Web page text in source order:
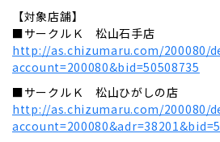
【対象店舗】
■サークルＫ 松山石手店
http://as.chizumaru.com/200080/
account=200080&bid=50508735
■サークルＫ 松山ひがしの店
http://as.chizumaru.com/200080/